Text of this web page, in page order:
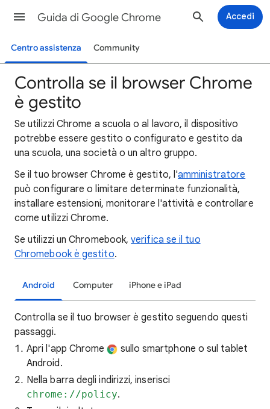
Guida di Google Chrome Accedi
Centro assistenza Community
Controlla se il browser Chrome
è gestito
Se utilizzi Chrome a scuola o al lavoro, il dispositivo
potrebbe essere gestito o configurato e gestito da
una scuola, una società o un altro gruppo.
Se il tuo browser Chrome è gestito, l'amministratore
può configurare o limitare determinate funzionalità,
installare estensioni, monitorare l'attività e controllare
come utilizzi Chrome.
Se utilizzi un Chromebook,verifica se il tuo
Chromebook è gestito.
Android Computer iPhone e iPad
Controlla se il tuo browser è gestito seguendo questi
passaggi.
Apri l'app Chrome
sullo smartphone o sul tablet
Android.
Nella barra degli indirizzi, inserisci
chrome://policy.